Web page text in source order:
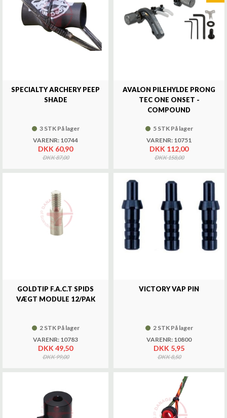
SPECIALTY ARCHERY PEEP
SHADE
3 STK På lager
VARENR: 10744
DKK 60,90
DKK 87,00
AVALON PILEHYLDE PRONG
TEC ONE ONSET -
COMPOUND
5 STK På lager
VARENR: 10751
DKK 112,00
DKK 158,00
GOLDTIP F.A.C.T SPIDS
VÆGT MODULE 12/PAK
2 STK På lager
VARENR: 10783
DKK 49,50
DKK 99,00
VICTORY VAP PIN
2 STK På lager
VARENR: 10800
DKK 5,95
DKK 8,50